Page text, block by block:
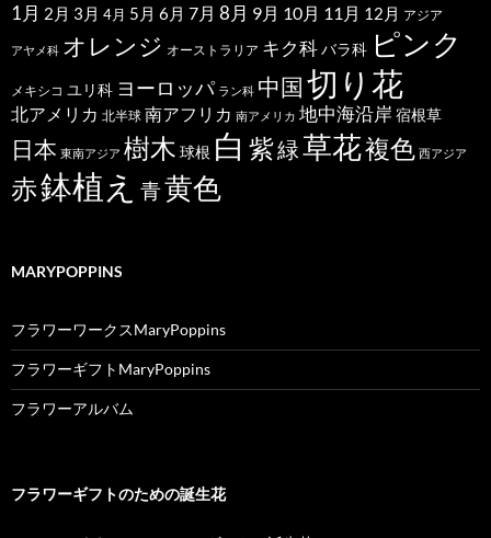
1月 2月 3月 4月 5月 6月 7月 8月 9月 10月 11月 12月 アジア
アヤメ科 オレンジ オーストラリア キク科バラ科 ピンク
メキシコ ユリ科 ヨーロッパ ラン科 中国切り花
北アメリカ 北半球 南アフリカ 南アメリカ 地中海沿岸 宿根草
日本 東南アジア 樹木 球根 白 紫緑草花複色 西アジア
赤鉢植え 青黄色
MARYPOPPINS
フラワーワークスMaryPoppins
フラワーギフトMaryPoppins
フラワーアルバム
フラワーギフトのための誕生花